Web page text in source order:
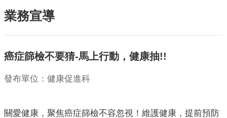
告
專
人
業務宣導
癌症篩檢不要猜-馬上行動，健康抽!!
發布單位：健康促進科
關愛健康，聚焦癌症篩檢不容忽視！維護健康，提前預防